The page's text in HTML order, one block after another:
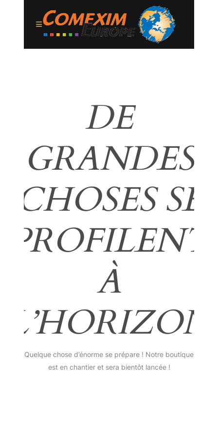
DE
GRANDES
CHOSES SE
PROFILENT
À
L’HORIZON
Quelque chose d’énorme se prépare ! Notre boutique
est en chantier et sera bientôt lancée !